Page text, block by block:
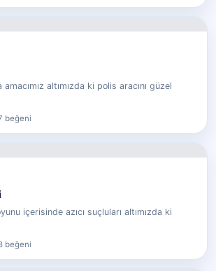
altımızda ki polis aracını güzel
beğeni
içerisinde azıcı suçluları altımızda ki
beğeni